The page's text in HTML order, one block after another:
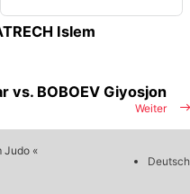
Islem
Weiter
vs. BOBOEV Giyosjon
Judo «
Deutsch